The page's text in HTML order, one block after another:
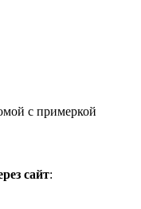
с примеркой
сайт: